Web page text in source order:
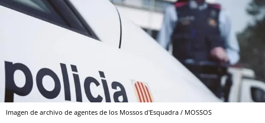
Imagen de archivo de agentes de los Mossos d'Esquadra / MOSSOS